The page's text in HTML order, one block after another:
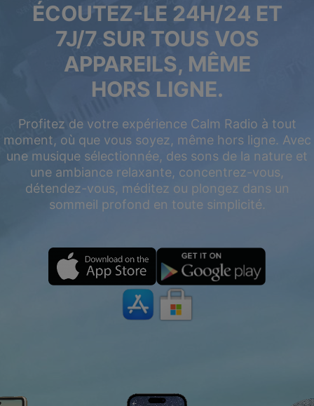
ÉCOUTEZ-LE 24H/24 ET
7J/7 SUR TOUS VOS
APPAREILS, MÊME
HORS LIGNE.
Profitez de votre expérience Calm Radio à tout
moment, où que vous soyez, même hors ligne. Avec
une musique sélectionnée, des sons de la nature et
une ambiance relaxante, concentrez-vous,
détendez-vous, méditez ou plongez dans un
sommeil profond en toute simplicité.